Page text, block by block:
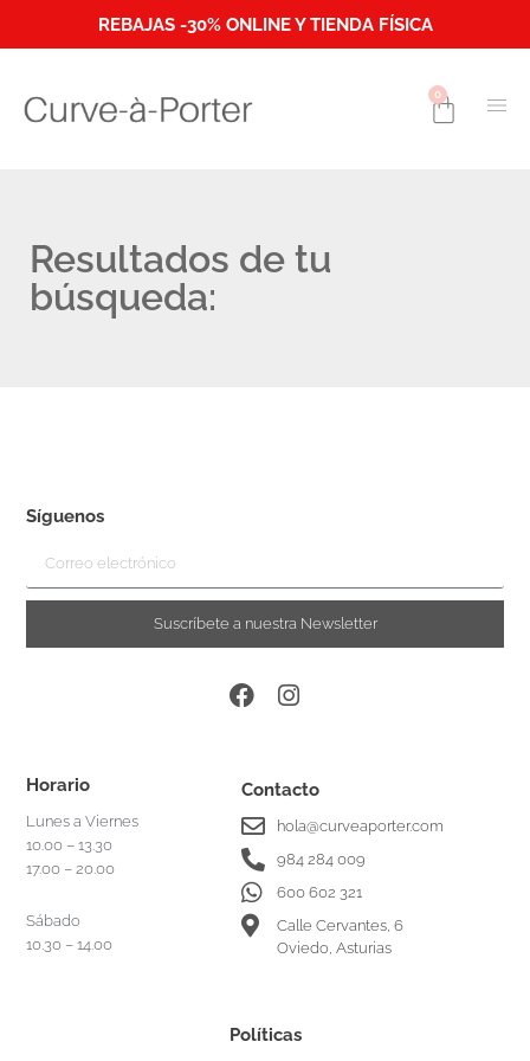
REBAJAS -30% ONLINE Y TIENDA FÍSICA
0
Resultados de tu
búsqueda:
Síguenos
Suscríbete a nuestra Newsletter
Horario
Lunes a Viernes
10.00 – 13.30
17.00 – 20.00
Sábado
10.30 – 14.00
Contacto
hola@curveaporter.com
984 284 009
600 602 321
Calle Cervantes, 6
Oviedo, Asturias
Políticas